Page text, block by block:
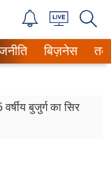
बिज़नेस
बुजुर्ग का सिर